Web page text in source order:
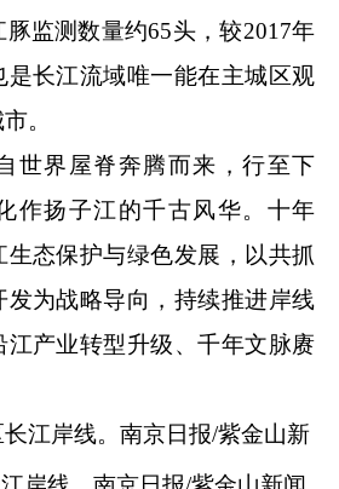
豚监测数量约65头，较2017年
是长江流域唯一能在主城区观
。
界屋脊奔腾而来，行至下
作扬子江的千古风华。十年
态保护与绿色发展，以共抓
发为战略导向，持续推进岸线
江产业转型升级、千年文脉赓
江岸线。南京日报/紫金山新